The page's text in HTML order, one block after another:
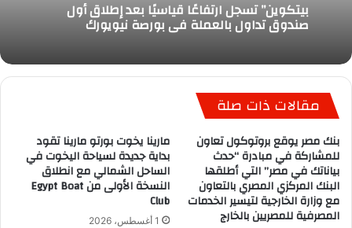
بيتكوين” تسجل ارتفاعًا قياسيًا بعد إطلاق أول
صندوق تداول بالعملة فى بورصة نيويورك
مقالات ذات صلة
بنك مصر يوقع بروتوكول تعاون
للمشاركة في مبادرة “حدث
بياناتك في مصر” التي أطلقها
البنك المركزي المصري بالتعاون
مع وزارة الخارجية لتيسير الخدمات
المصرفية للمصريين بالخارج
مارينا يخوت بورتو مارينا تقود
بداية جديدة لسياحة اليخوت في
الساحل الشمالي مع انطلاق
النسخة الأولى من Egypt Boat
Club
1 أغسطس، 2026